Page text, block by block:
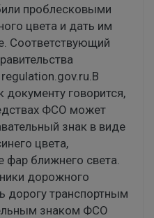
проблесковыми
цвета и дать им
Соответствующий
документу говорится,
ФСО может
знак в виде
цвета,
ближнего света.
дорожного
дорогу транспортным
знаком ФСО